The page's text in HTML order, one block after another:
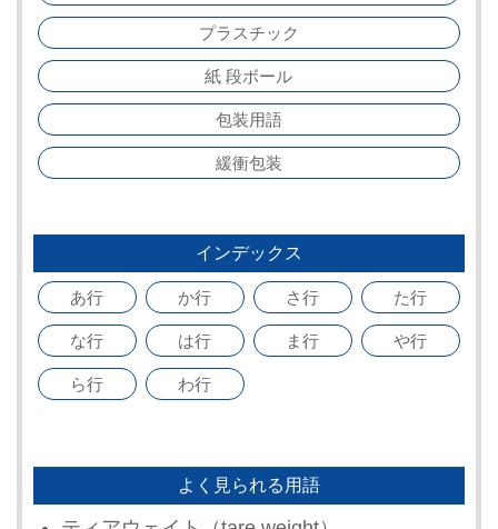
プラスチック
紙 段ボール
包装用語
緩衝包装
インデックス
あ行 か行 さ行 た行
な行 は行 ま行 や行
ら行 わ行
よく見られる用語